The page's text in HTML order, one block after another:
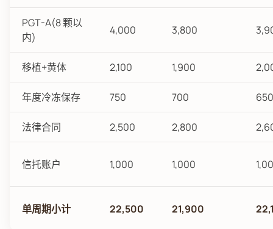
PGT-A(8 颗以
内)
4,000 3,800
移植+黄体 2,100 1,900
年度冷冻保存 750 700 650
法律合同 2,500 2,800
信托账户 1,000 1,000
单周期小计 22,500 21,900